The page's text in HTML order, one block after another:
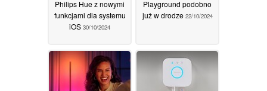
Philips Hue z nowymi
funkcjami dla systemu
iOS 30/10/2024
Playground podobno
już w drodze 22/10/2024